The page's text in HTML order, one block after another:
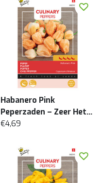
Habanero Pink
Peperzaden – Zeer Hete
Chili 4/5 – Elegante
€4,69